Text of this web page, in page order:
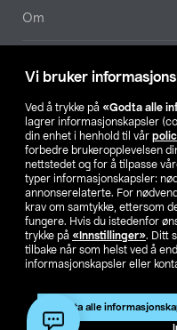
Vi bruker
Ved å trykke på «Godta alle
lagrer informasjonskapsler
din enhet i henhold til vår
forbedre brukeropplevelsen
nettstedet og for å tilpasse
typer informasjonskapsler:
annonserelaterte. For
krav om samtykke, ettersom
fungere. Hvis du istedenfor
trykke på «Innstillinger». Ditt
tilbake når som helst ved å
informasjonskapsler eller
Godta alle
Om
Våre selskaper
SE
Privacy statement